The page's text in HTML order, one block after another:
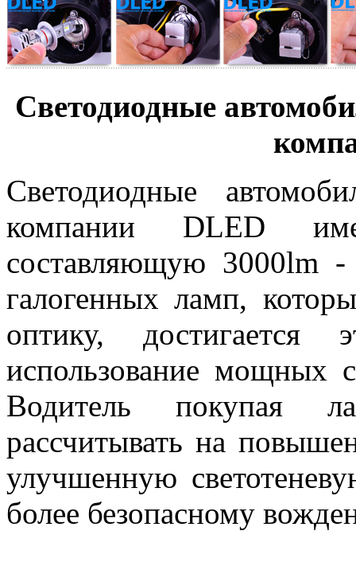
Светодиодные
Светодиодные
компании DLED
составляющую 3000lm
галогенных ламп,
оптику,
использование мощных
Водитель покупая
рассчитывать на
улучшенную
более безопасному